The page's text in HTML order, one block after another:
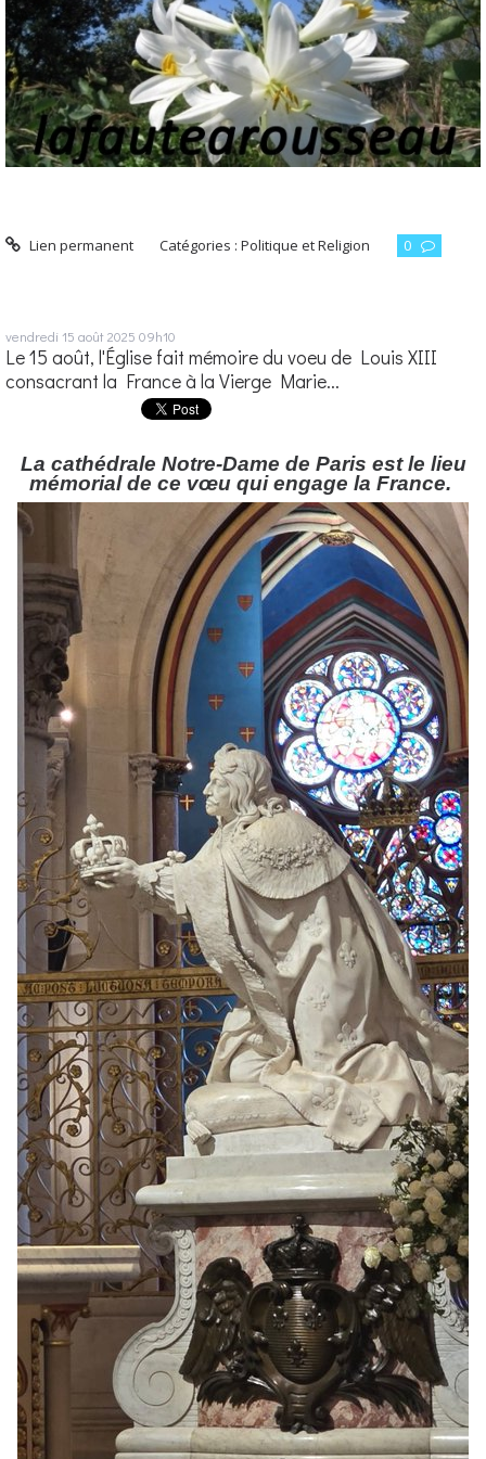
Lien permanent Catégories :Politique et Religion 0
vendredi 15 août 2025 09h10
Le 15 août, l'Église fait mémoire du voeu de Louis XIII
consacrant la France à la Vierge Marie...
La cathédrale Notre-Dame de Paris est le lieu
mémorial de ce vœu qui engage la France.